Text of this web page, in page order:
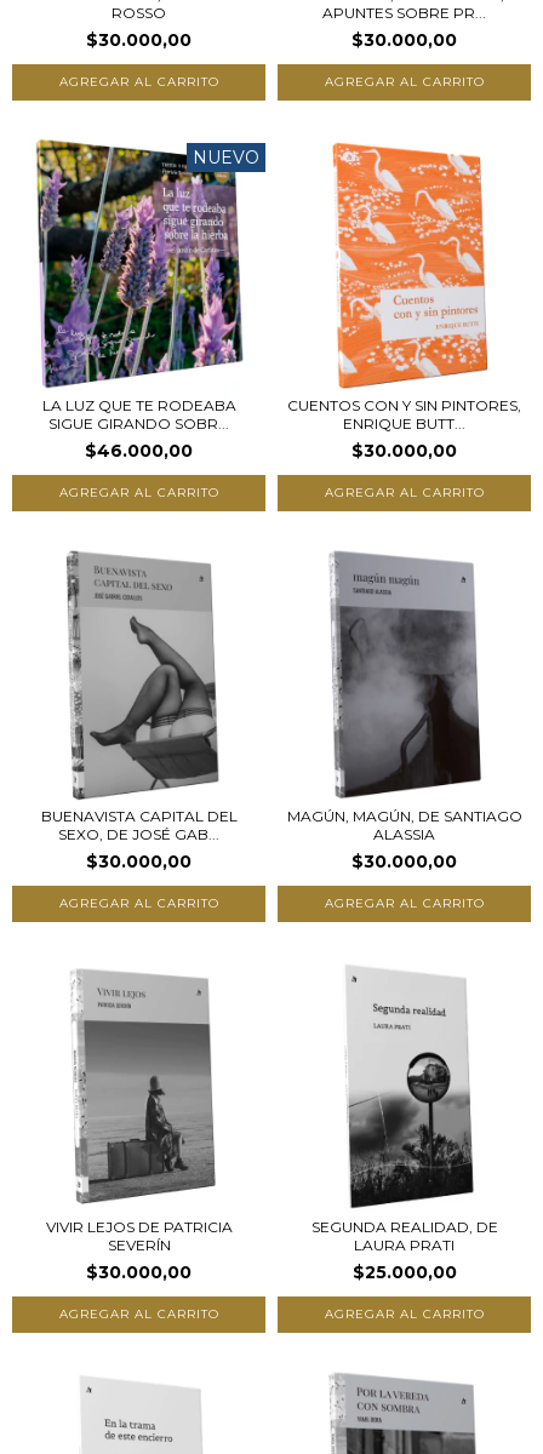
ROSSO
$30.000,00
APUNTES SOBRE PR...
$30.000,00
NUEVO
LA LUZ QUE TE RODEABA
SIGUE GIRANDO SOBR...
$46.000,00
CUENTOS CON Y SIN PINTORES,
ENRIQUE BUTT...
$30.000,00
BUENAVISTA CAPITAL DEL
SEXO, DE JOSÉ GAB...
$30.000,00
MAGÚN, MAGÚN, DE SANTIAGO
ALASSIA
$30.000,00
VIVIR LEJOS DE PATRICIA
SEVERÍN
$30.000,00
SEGUNDA REALIDAD, DE
LAURA PRATI
$25.000,00